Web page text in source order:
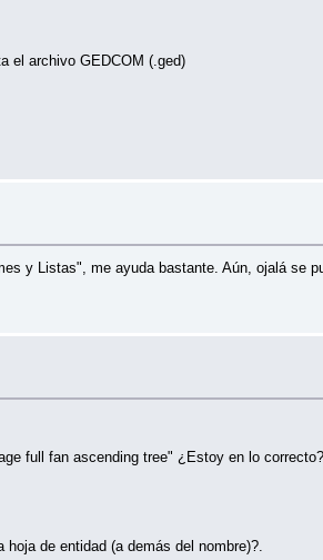
el archivo GEDCOM (.ged)
y Listas", me ayuda bastante. Aún, ojalá se
full fan ascending tree" ¿Estoy en lo correcto?
de entidad (a demás del nombre)?.